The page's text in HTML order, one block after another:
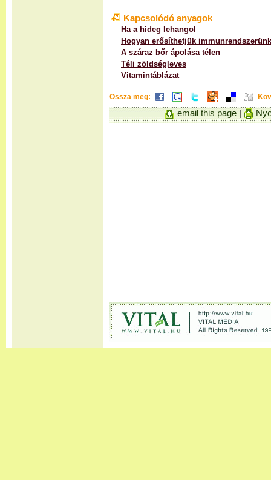
Kapcsolódó anyagok
Ha a hideg lehangol
Hogyan erősíthetjük
A száraz bőr ápolása télen
Téli zöldségleves
Vitamintáblázat
Ossza meg:
email this page